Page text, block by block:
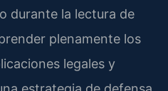
durante la lectura de
plenamente los
legales y